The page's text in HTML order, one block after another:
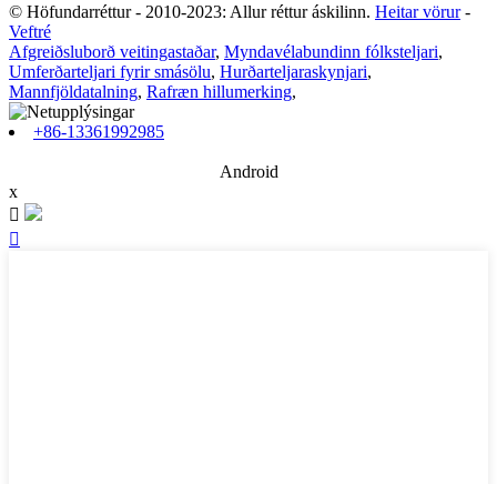
© Höfundarréttur - 2010-2023: Allur réttur áskilinn. Heitar vörur-
Veftré
Afgreiðsluborð veitingastaðar, Myndavélabundinn fólksteljari,
Umferðarteljari fyrir smásölu, Hurðarteljaraskynjari,
Mannfjöldatalning, Rafræn hillumerking,
+86-13361992985
Android
x

